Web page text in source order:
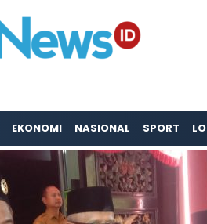
EKONOMI NASIONAL SPORT